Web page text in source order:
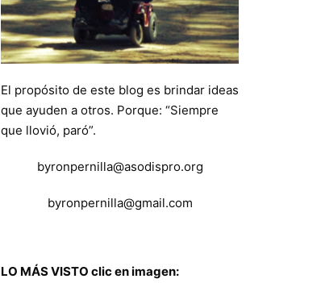
El propósito de este blog es brindar ideas
que ayuden a otros. Porque: “Siempre
que llovió, paró”.
byronpernilla@asodispro.org
byronpernilla@gmail.com
LO MÁS VISTO clic en imagen: